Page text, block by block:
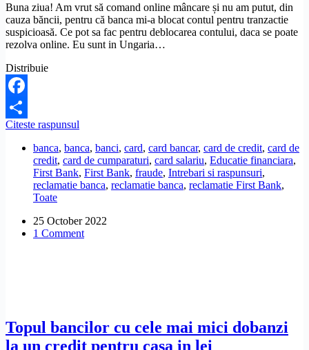
Buna ziua! Am vrut să comand online mâncare și nu am putut, din
cauza băncii, pentru că banca mi-a blocat contul pentru tranzactie
suspicioasă. Ce pot sa fac pentru deblocarea contului, daca se poate
rezolva online. Eu sunt in Ungaria…
Distribuie
Facebook
Share
Citeste raspunsul
fost
blocat
cardul
pentru
Ce
pot
banca, banca, banci, card, card bancar, card de credit, card de
credit, card de cumparaturi, card salariu, Educatie financiara,
First Bank, First Bank, fraude, Intrebari si raspunsuri,
reclamatie banca, reclamatie banca, reclamatie First Bank,
Toate
25 October 2022
1 Comment
Topul bancilor cu cele mai mici dobanzi
la un credit pentru casa in lei